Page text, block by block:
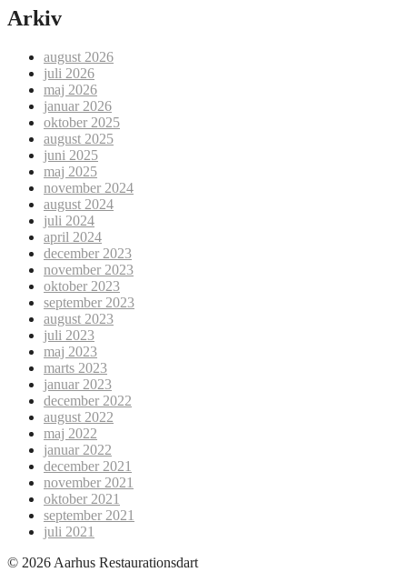
Arkiv
august 2026
juli 2026
maj 2026
januar 2026
oktober 2025
august 2025
juni 2025
maj 2025
november 2024
august 2024
juli 2024
april 2024
december 2023
november 2023
oktober 2023
september 2023
august 2023
juli 2023
maj 2023
marts 2023
januar 2023
december 2022
august 2022
maj 2022
januar 2022
december 2021
november 2021
oktober 2021
september 2021
juli 2021
© 2026 Aarhus Restaurationsdart